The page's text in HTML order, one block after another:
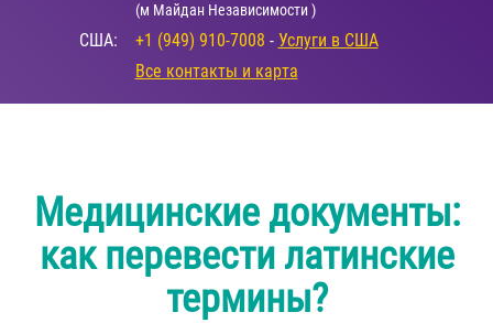
(м Майдан Независимости )
США: +1 (949) 910-7008 - Услуги в США
Все контакты и карта
Медицинские документы:
как перевести латинские
термины?